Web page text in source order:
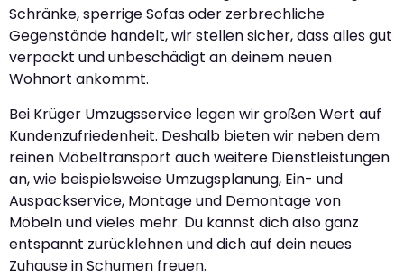
Schränke, sperrige Sofas oder zerbrechliche
Gegenstände handelt, wir stellen sicher, dass alles gut
verpackt und unbeschädigt an deinem neuen
Wohnort ankommt.
Bei Krüger Umzugsservice legen wir großen Wert auf
Kundenzufriedenheit. Deshalb bieten wir neben dem
reinen Möbeltransport auch weitere Dienstleistungen
an, wie beispielsweise Umzugsplanung, Ein- und
Auspackservice, Montage und Demontage von
Möbeln und vieles mehr. Du kannst dich also ganz
entspannt zurücklehnen und dich auf dein neues
Zuhause in Schumen freuen.